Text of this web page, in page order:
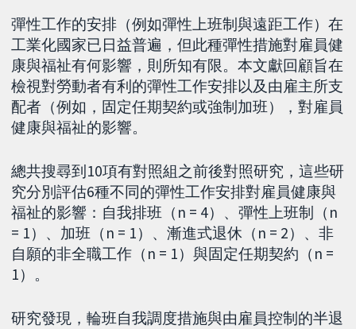
彈性工作的安排（例如彈性上班制與遠距工作）在
工業化國家已日益普遍，但此種彈性措施對雇員健
康與福祉有何影響，則所知有限。本文獻回顧旨在
檢視對勞動者有利的彈性工作安排以及由雇主所支
配者（例如，固定任期契約或強制加班），對雇員
健康與福祉的影響。
總共搜尋到10項有對照組之前後對照研究，這些研
究分別評估6種不同的彈性工作安排對雇員健康與
福祉的影響：自我排班（n = 4）、彈性上班制（n
= 1）、加班（n = 1）、漸進式退休（n = 2）、非
自願的非全職工作（n = 1）與固定任期契約（n =
1）。
研究發現，輪班自我調度措施與由雇員控制的半退